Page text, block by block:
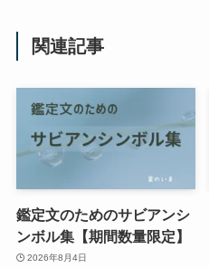
関連記事
鑑定文のためのサビアンシ
ンボル集【期間数量限定】
2026年8月4日